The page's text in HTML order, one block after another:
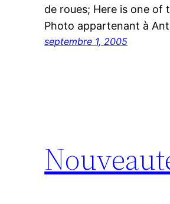
de roues; Here is one
Photo appartenant à
septembre 1, 2005